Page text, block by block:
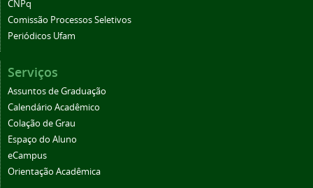
CNPq
Comissão Processos Seletivos
Periódicos Ufam
Serviços
Assuntos de Graduação
Calendário Acadêmico
Colação de Grau
Espaço do Aluno
eCampus
Orientação Acadêmica